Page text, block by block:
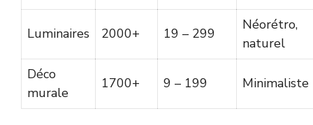
Luminaires 2000+ 19 – 299
Néorétro,
naturel
Déco
murale
1700+ 9 – 199 Minimaliste